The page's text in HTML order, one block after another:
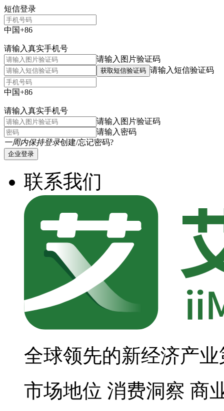
短信登录
中国+86
请输入真实手机号
请输入图片验证码
获取短信验证码 请输入短信验证码
中国+86
请输入真实手机号
请输入图片验证码
请输入密码
一周内保持登录创建/忘记密码?
企业登录
联系我们
全球领先的新经济产
市场地位 消费洞察 商